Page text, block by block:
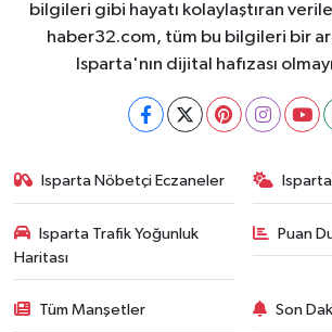
bilgileri gibi hayatı kolaylaştıran
haber32.com, tüm bu bilgileri bir
Isparta'nın dijital hafızası
Isparta Nöbetçi Eczaneler
Isparta Trafik Yoğunluk
Haritası
Puan
Tüm Manşetler Son